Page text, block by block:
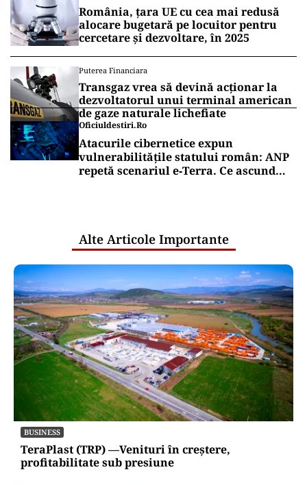
România, țara UE cu cea mai redusă
alocare bugetară pe locuitor pentru
cercetare și dezvoltare, în 2025
Puterea Financiara
Transgaz vrea să devină acționar la
dezvoltatorul unui terminal american
de gaze naturale lichefiate
Oficiuldestiri.ro
Atacurile cibernetice expun
vulnerabilitățile statului român: ANP
repetă scenariul e‑Terra. Ce ascund
Alte Articole Importante
BUSINESS
TeraPlast (TRP) —Venituri în creștere,
profitabilitate sub presiune